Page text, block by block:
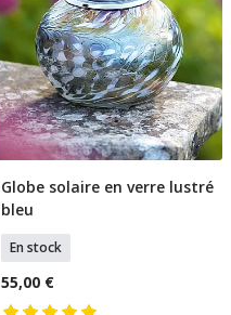
Ajouter Au Panier
Globe solaire en verre lustré
bleu
En stock
55,00 €